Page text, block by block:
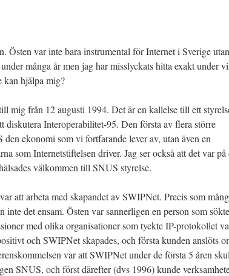
Östen var inte bara instrumental för Internet i Sverige
många år men jag har misslyckats hitta exakt under
kan hjälpa mig?
mig från 12 augusti 1994. Det är en kallelse till ett
diskutera Interoperabilitet-95. Den första av flera större
ekonomi som vi fortfarande lever av, utan även en
som Internetstiftelsen driver. Jag ser också att det var på
välkommen till SNUS styrelse.
att arbeta med skapandet av SWIPNet. Precis som
inte det ensam. Östen var sannerligen en person som sökte
med olika organisationer som tyckte IP-protokollet
och SWIPNet skapades, och första kunden anslöts
var att SWIPNet under de första 5 åren
SNUS, och först därefter (dvs 1996) kunde